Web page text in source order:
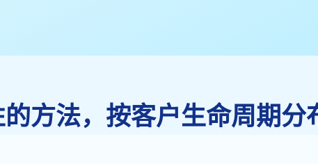
方法，按客户生命周期分